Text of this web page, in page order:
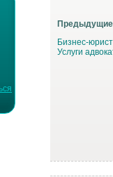
Предыдущие
Бизнес-
Услуги